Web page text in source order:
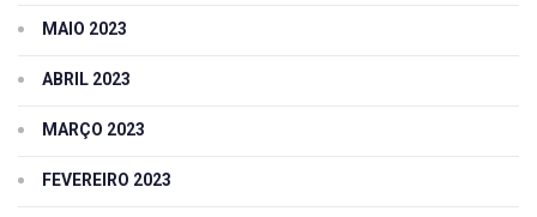
MAIO 2023
ABRIL 2023
MARÇO 2023
FEVEREIRO 2023